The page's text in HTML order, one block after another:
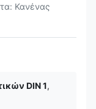
Κανένας
DIN 1,